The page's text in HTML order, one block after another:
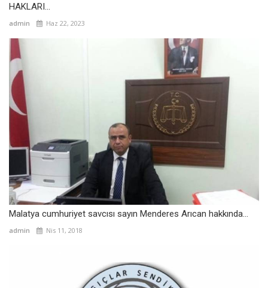
HAKLARI...
admin Haz 22, 2023
Malatya cumhuriyet savcısı sayın Menderes Arıcan hakkında...
admin Nis 11, 2018